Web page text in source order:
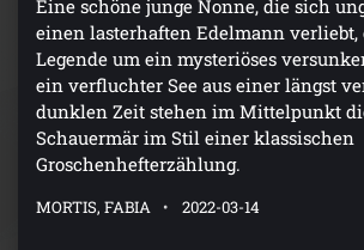
Eine schöne junge Nonne, die sich
einen lasterhaften Edelmann verliebt,
Legende um ein mysteriöses
ein verfluchter See aus einer längst
dunklen Zeit stehen im Mittelpunkt
Schauermär im Stil einer klassischen
Groschenhefterzählung.
MORTIS, FABIA 2022-03-14